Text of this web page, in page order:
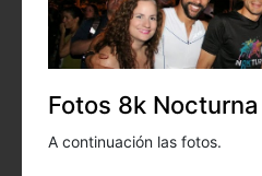
Fotos 8k
A continuación las fotos.